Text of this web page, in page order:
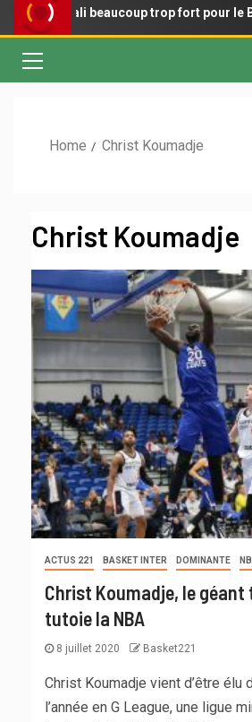
Mali beaucoup trop fort pour le Bénin
Home Christ Koumadje
Christ Koumadje
ACTUS 221 BASKET INTER DOMINANTE
Christ Koumadje, le
tutoie la NBA
8 juillet 2020 Basket221
Christ Koumadje vient d’être élu
l’année en G League, une ligue